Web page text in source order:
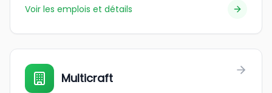
Voir les emplois et détails
Multicraft